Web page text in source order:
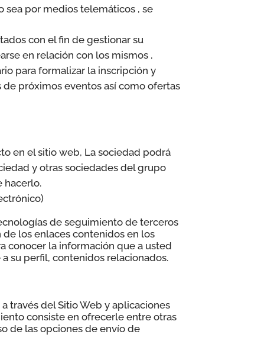
sea por medios telemáticos , se
con el fin de gestionar su
en relación con los mismos ,
para formalizar la inscripción y
próximos eventos así como ofertas
en el sitio web, La sociedad podrá
y otras sociedades del grupo
hacerlo.
de seguimiento de terceros
los enlaces contenidos en los
conocer la información que a usted
su perfil, contenidos relacionados.
través del Sitio Web y aplicaciones
consiste en ofrecerle entre otras
de las opciones de envío de